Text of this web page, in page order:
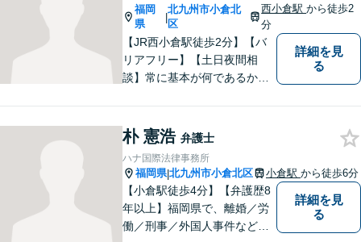
福岡
県
|
北九州市小倉北
区
西小倉駅から徒歩2
分
【JR西小倉駅徒歩2分】【バ
リアフリー】【土日夜間相
談】常に基本が何であるかを
ことを忘れずに日々研鑽に努
めてまいりたいと考えており
ます。お気軽にご相談くださ
い。
詳細を見
る
朴 憲浩 弁護士
ハナ国際法律事務所
福岡県|北九州市小倉北区 小倉駅 から徒歩6分
【小倉駅徒歩4分】【弁護歴8
年以上】福岡県で、離婚／労
働／刑事／外国人事件などに
詳細を見
る